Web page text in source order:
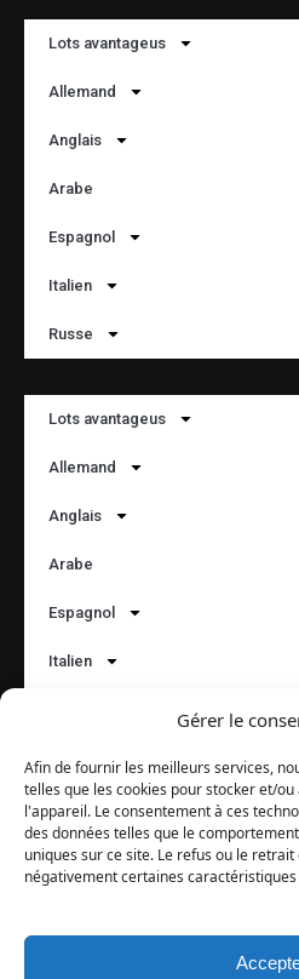
Gérer le
Afin de fournir les meilleurs services,
telles que les cookies pour stocker et/
l'appareil. Le consentement à ces
des données telles que le
uniques sur ce site. Le refus ou le
négativement certaines
Lots avantageus
Allemand
Anglais
Arabe
Espagnol
Italien
Russe
Lots avantageus
Allemand
Anglais
Arabe
Espagnol
Italien
Suivez-nous :
Langues